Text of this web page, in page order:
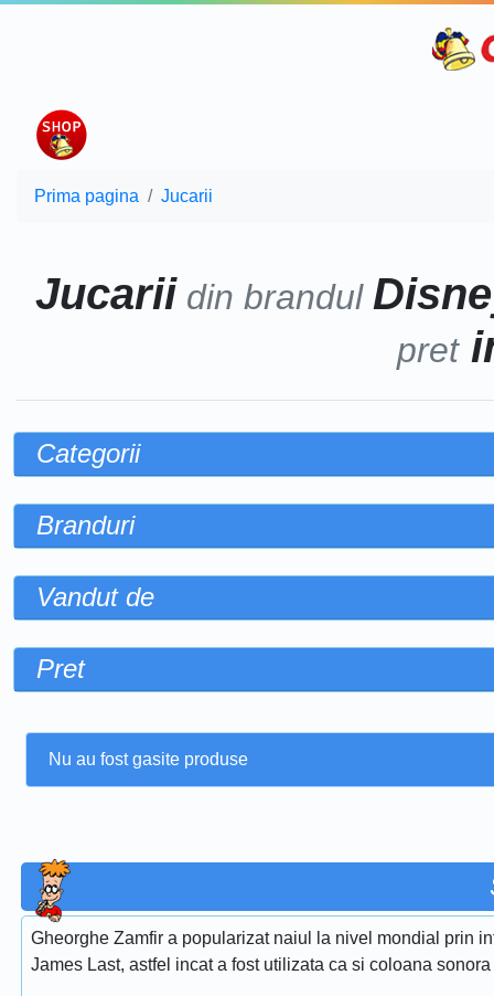
Prima pagina Jucarii
Jucariidin brandul
pret
Categorii
Branduri
Vandut de
Pret
Nu au fost gasite produse
Gheorghe Zamfir a popularizat naiul la nivel mondial prin
James Last, astfel incat a fost utilizata ca si coloana